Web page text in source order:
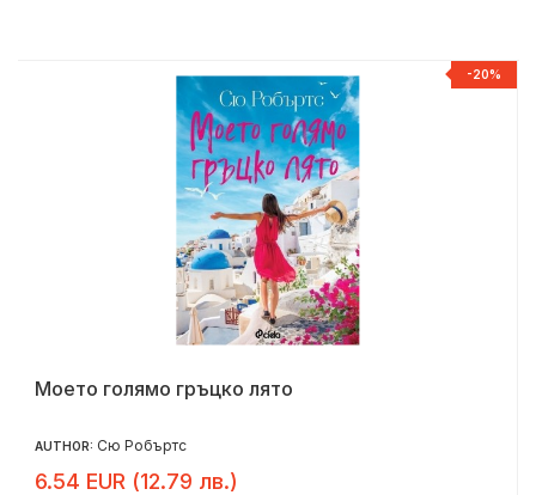
-20%
Моето голямо гръцко лято
AUTHOR: Сю Робъртс
6.54 EUR (12.79 лв.)